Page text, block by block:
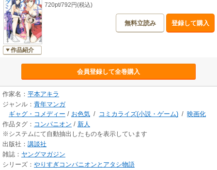
作品紹介
720pt/792円(税込)
無料立読み 登録して購入
会員登録して全巻購入
作家名： 平本アキラ
ジャンル： 青年マンガ
ギャグ・コメディー / お色気 / コミカライズ(小説・ゲーム) / 映画化
作品タグ： コンパニオン / 新人
※システムにて自動抽出したものを表示しています
出版社： 講談社
雑誌： ヤングマガジン
シリーズ： やりすぎコンパニオンとアタシ物語